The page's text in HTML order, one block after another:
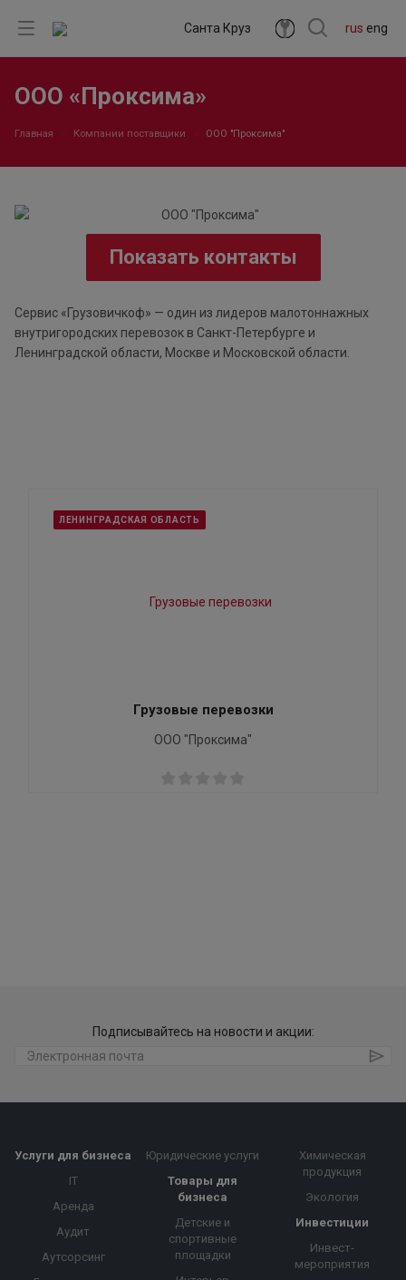
rus eng
Санта Круз
ООО «Проксима»
Главная Компании поставщики ООО "Проксима"
Показать контакты
Сервис «Грузовичкоф» — один из лидеров малотоннажных
внутригородских перевозок в Санкт-Петербурге и
Ленинградской области, Москве и Московской области.
ЛЕНИНГРАДСКАЯ ОБЛАСТЬ
Грузовые перевозки
ООО "Проксима"
Подписывайтесь на новости и акции:
Услуги для бизнеса
IT
Аренда
Аудит
Аутсорсинг
Юридические услуги
Товары для
бизнеса
Детские и
спортивные
площадки
Химическая
продукция
Экология
Инвестиции
Инвест-
мероприятия